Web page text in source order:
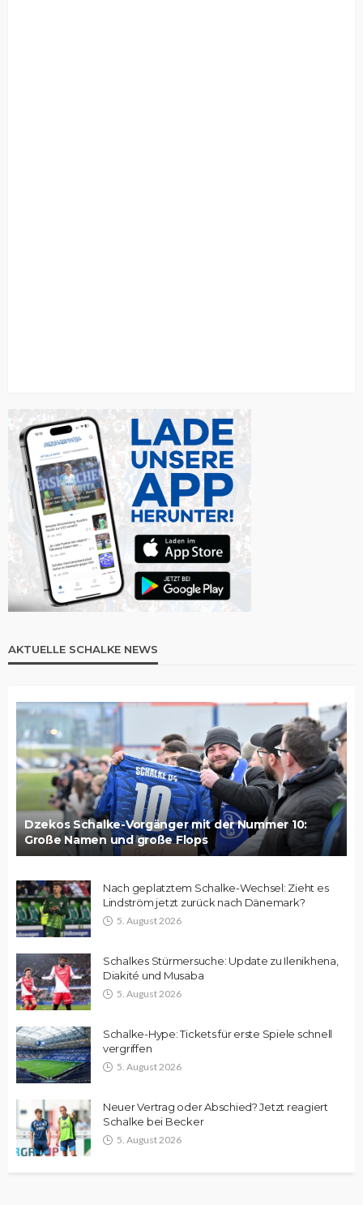
AKTUELLE SCHALKE NEWS
Dzekos Schalke-Vorgänger mit der Nummer 10:
Große Namen und große Flops
Nach geplatztem Schalke-Wechsel: Zieht es
Lindström jetzt zurück nach Dänemark?
5. August 2026
Schalkes Stürmersuche: Update zu Ilenikhena,
Diakité und Musaba
5. August 2026
Schalke-Hype: Tickets für erste Spiele schnell
vergriffen
5. August 2026
Neuer Vertrag oder Abschied? Jetzt reagiert
Schalke bei Becker
5. August 2026